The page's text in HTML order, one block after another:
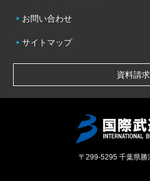
お問い合わせ
サイトマップ
資料請求
〒299-5295 千葉県勝